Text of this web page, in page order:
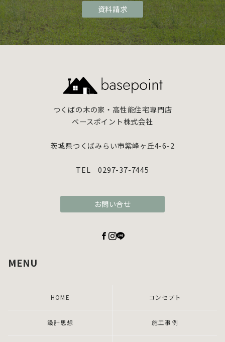
資料請求
つくばの木の家・高性能住宅専門店
ベースポイント株式会社
茨城県つくばみらい市紫峰ヶ丘4-6-2
TEL 0297-37-7445
お問い合せ
MENU
HOME コンセプト
設計思想 施工事例